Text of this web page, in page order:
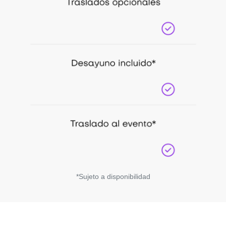
*Sujeto a disponibilidad